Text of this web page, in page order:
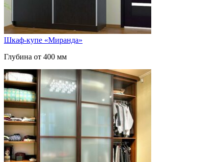
Шкаф-купе «Миранда»
Глубина от 400 мм